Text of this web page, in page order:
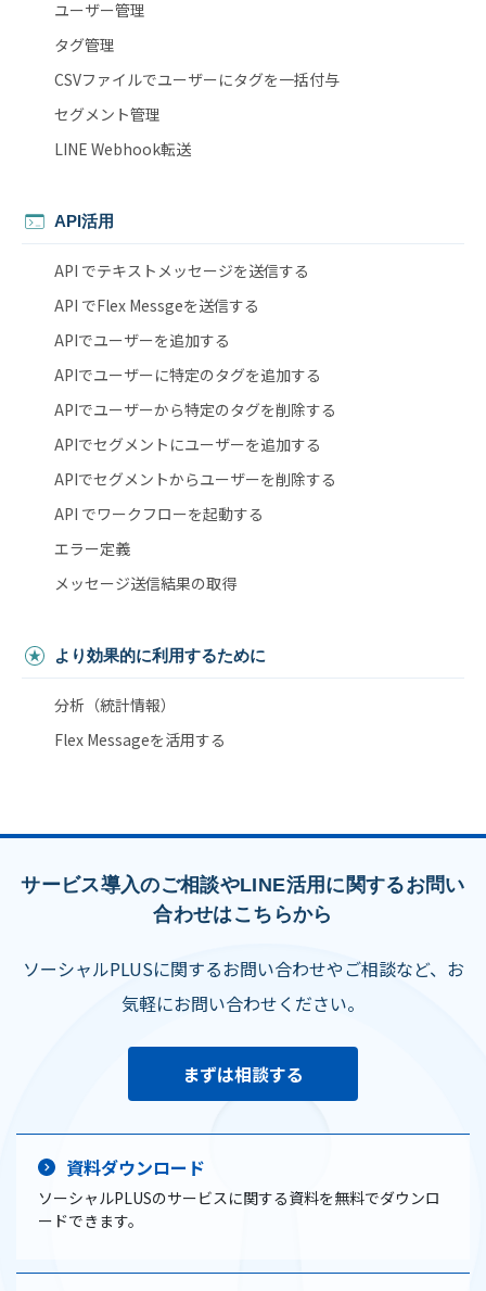
ユーザー管理
タグ管理
CSVファイルでユーザーにタグを一括付与
セグメント管理
LINE Webhook転送
API活用
API でテキストメッセージを送信する
API でFlex Messgeを送信する
APIでユーザーを追加する
APIでユーザーに特定のタグを追加する
APIでユーザーから特定のタグを削除する
APIでセグメントにユーザーを追加する
APIでセグメントからユーザーを削除する
API でワークフローを起動する
エラー定義
メッセージ送信結果の取得
より効果的に利用するために
分析（統計情報）
Flex Messageを活用する
サービス導入のご相談やLINE活用に関するお問い
合わせはこちらから
ソーシャルPLUSに関するお問い合わせやご相談など、お
気軽にお問い合わせください。
まずは相談する
資料ダウンロード
ソーシャルPLUSのサービスに関する資料を無料でダウンロ
ードできます。